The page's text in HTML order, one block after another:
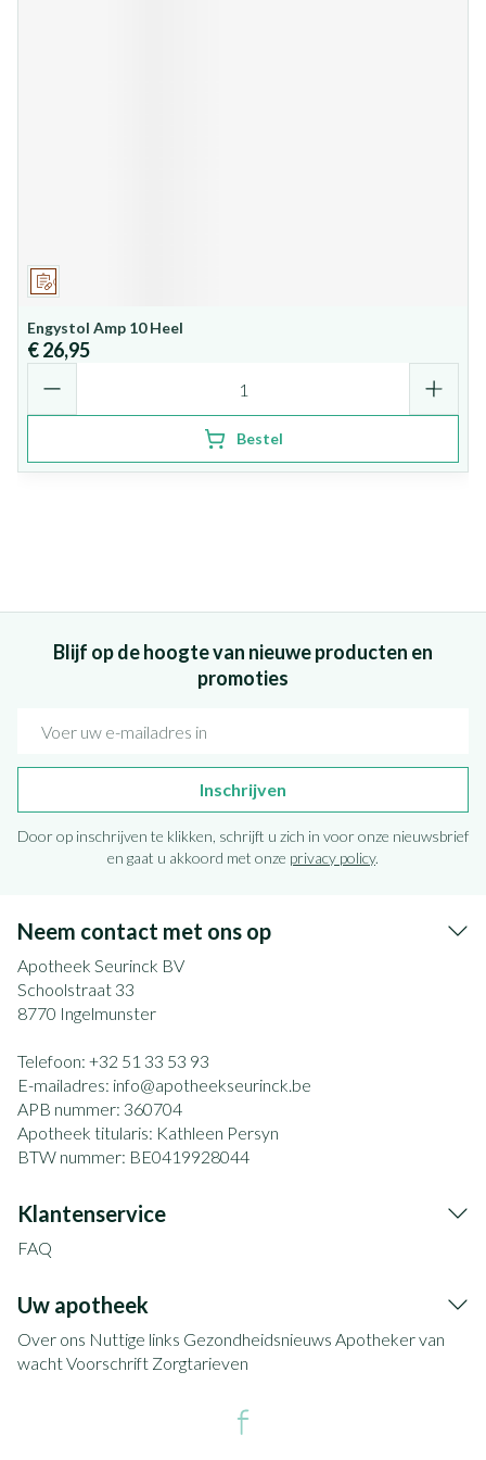
Op voorschrift
Engystol Amp 10 Heel
€ 26,95
Bestel
Blijf op de hoogte van nieuwe producten en
promoties
Inschrijven
Door op inschrijven te klikken, schrijft u zich in voor onze nieuwsbrief
en gaat u akkoord met onze privacy policy.
Neem contact met ons op
Apotheek Seurinck BV
Schoolstraat 33
8770 Ingelmunster
Telefoon: +32 51 33 53 93
E-mailadres: info@apotheekseurinck.be
APB nummer: 360704
Apotheek titularis: Kathleen Persyn
BTW nummer: BE0419928044
Klantenservice
FAQ
Uw apotheek
Over ons Nuttige links Gezondheidsnieuws Apotheker van
wachtVoorschrift Zorgtarieven